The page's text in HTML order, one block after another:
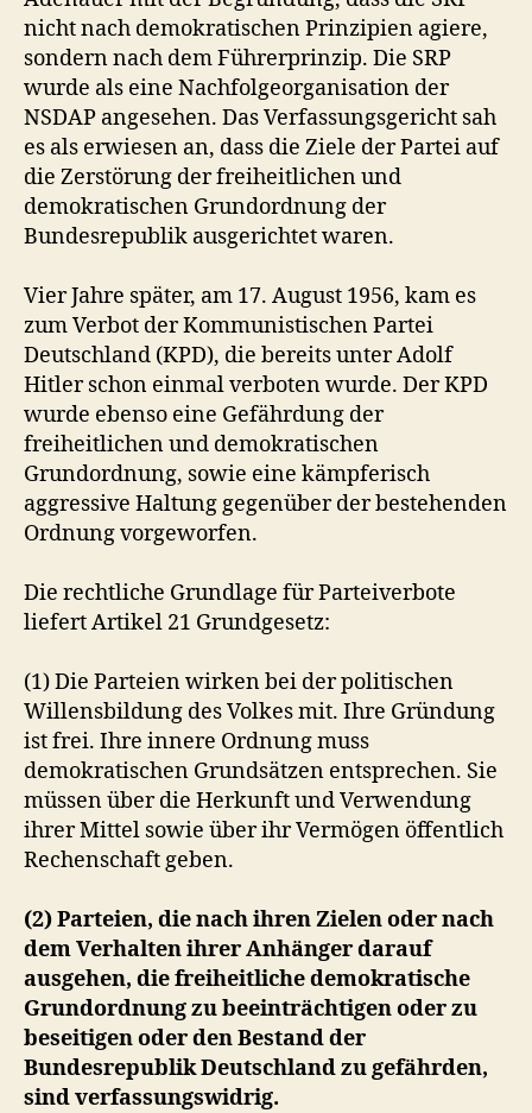
u
n
d
m
o
k
r
a
i
c
h
e
P
a
r
t
n
h
i
k
n
i
e
n
nicht nach demokratischen Prinzipien agiere,
sondern nach dem Führerprinzip. Die SRP
wurde als eine Nachfolgeorganisation der
NSDAP angesehen. Das Verfassungsgericht sah
es als erwiesen an, dass die Ziele der Partei auf
die Zerstörung der freiheitlichen und
demokratischen Grundordnung der
Bundesrepublik ausgerichtet waren.
Vier Jahre später, am 17. August 1956, kam es
zum Verbot der Kommunistischen Partei
Deutschland (KPD), die bereits unter Adolf
Hitler schon einmal verboten wurde. Der KPD
wurde ebenso eine Gefährdung der
freiheitlichen und demokratischen
Grundordnung, sowie eine kämpferisch
aggressive Haltung gegenüber der bestehenden
Ordnung vorgeworfen.
Die rechtliche Grundlage für Parteiverbote
liefert Artikel 21 Grundgesetz:
(1) Die Parteien wirken bei der politischen
Willensbildung des Volkes mit. Ihre Gründung
ist frei. Ihre innere Ordnung muss
demokratischen Grundsätzen entsprechen. Sie
müssen über die Herkunft und Verwendung
ihrer Mittel sowie über ihr Vermögen öffentlich
Rechenschaft geben.
(2) Parteien, die nach ihren Zielen oder nach
dem Verhalten ihrer Anhänger darauf
ausgehen, die freiheitliche demokratische
Grundordnung zu beeinträchtigen oder zu
beseitigen oder den Bestand der
Bundesrepublik Deutschland zu gefährden,
sind verfassungswidrig.